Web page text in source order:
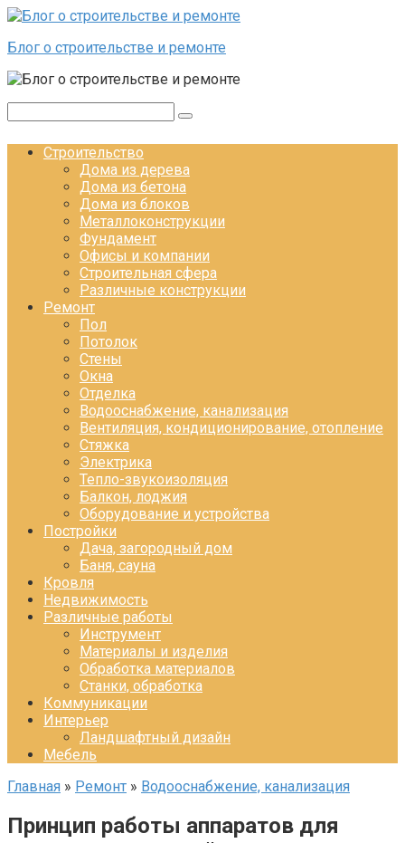
Перейти к контенту
Блог о строительстве и ремонте
Строительство
Дома из дерева
Дома из бетона
Дома из блоков
Металлоконструкции
Фундамент
Офисы и компании
Строительная сфера
Различные конструкции
Ремонт
Пол
Потолок
Стены
Окна
Отделка
Водооснабжение, канализация
Вентиляция, кондиционирование, отопление
Стяжка
Электрика
Тепло-звукоизоляция
Балкон, лоджия
Оборудование и устройства
Постройки
Дача, загородный дом
Баня, сауна
Кровля
Недвижимость
Различные работы
Инструмент
Материалы и изделия
Обработка материалов
Станки, обработка
Коммуникации
Интерьер
Ландшафтный дизайн
Мебель
Главная » Ремонт » Водооснабжение, канализация
Принцип работы аппаратов для